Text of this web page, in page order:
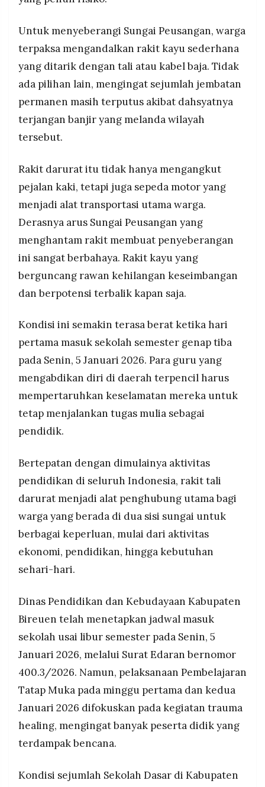
PRAMUDITA
©
Resolusi.co
-
PT.
RESOLUSI
MEDIA
PRAMUDITA
pembangunan jembatan permanen mulai 2026,
darurat Bailey di Aceh dan wilayah terdampak
Untuk menyeberangi Sungai Peusangan, warga
terpaksa mengandalkan rakit kayu sederhana
yang ditarik dengan tali atau kabel baja. Tidak
ada pilihan lain, mengingat sejumlah jembatan
permanen masih terputus akibat dahsyatnya
terjangan banjir yang melanda wilayah
tersebut.
Rakit darurat itu tidak hanya mengangkut
pejalan kaki, tetapi juga sepeda motor yang
menjadi alat transportasi utama warga.
Derasnya arus Sungai Peusangan yang
menghantam rakit membuat penyeberangan
ini sangat berbahaya. Rakit kayu yang
berguncang rawan kehilangan keseimbangan
dan berpotensi terbalik kapan saja.
Kondisi ini semakin terasa berat ketika hari
pertama masuk sekolah semester genap tiba
pada Senin, 5 Januari 2026. Para guru yang
mengabdikan diri di daerah terpencil harus
mempertaruhkan keselamatan mereka untuk
tetap menjalankan tugas mulia sebagai
pendidik.
Bertepatan dengan dimulainya aktivitas
pendidikan di seluruh Indonesia, rakit tali
darurat menjadi alat penghubung utama bagi
warga yang berada di dua sisi sungai untuk
berbagai keperluan, mulai dari aktivitas
ekonomi, pendidikan, hingga kebutuhan
sehari-hari.
Dinas Pendidikan dan Kebudayaan Kabupaten
Bireuen telah menetapkan jadwal masuk
sekolah usai libur semester pada Senin, 5
Januari 2026, melalui Surat Edaran bernomor
400.3/2026. Namun, pelaksanaan Pembelajaran
Tatap Muka pada minggu pertama dan kedua
Januari 2026 difokuskan pada kegiatan trauma
healing, mengingat banyak peserta didik yang
terdampak bencana.
Kondisi sejumlah Sekolah Dasar di Kabupaten